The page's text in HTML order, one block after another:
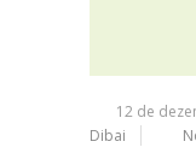
12 de
Dibai